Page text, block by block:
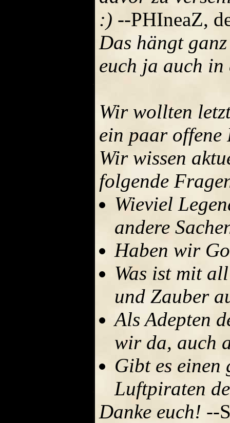
:) --PHIneaZ,
Das hängt
euch ja auch
Wir wollten
ein paar offene
Wir wissen
folgende
Wieviel
andere
Haben wir
Was ist mit
und Zauber
Als Adepten
wir da, auch
Gibt es einen
Luftpiraten
Danke euch! --